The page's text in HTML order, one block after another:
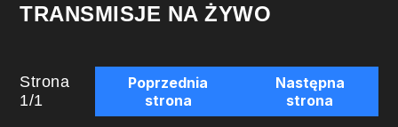
TRANSMISJE NA ŻYWO
Strona
1/1
Poprzednia
strona
Następna
strona